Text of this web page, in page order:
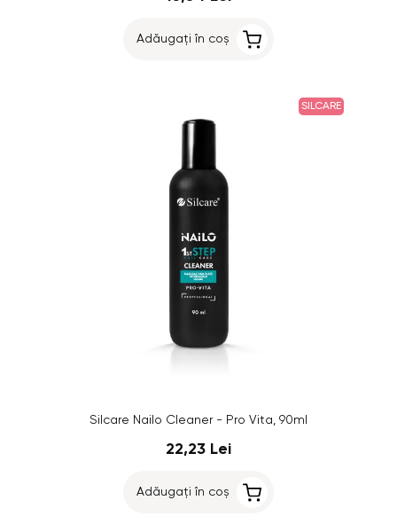
Adăugați în coș
SILCARE
Silcare Nailo Cleaner - Pro Vita, 90ml
22,23 Lei
Adăugați în coș